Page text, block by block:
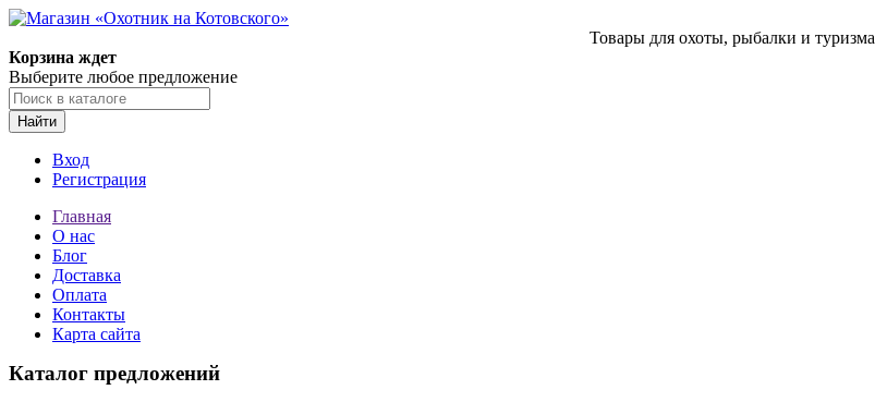
Товары для охоты, рыбалки и туризма
Корзина ждет
Выберите любое предложение
Найти
Вход
Регистрация
Главная
О нас
Блог
Доставка
Оплата
Контакты
Карта сайта
Каталог предложений